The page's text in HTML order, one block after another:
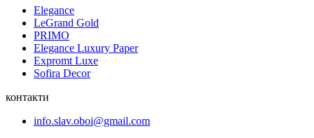
Elegance
LeGrand Gold
PRIMO
Elegance Luxury Paper
Expromt Luxe
Sofira Decor
контакти
info.slav.oboi@gmail.com